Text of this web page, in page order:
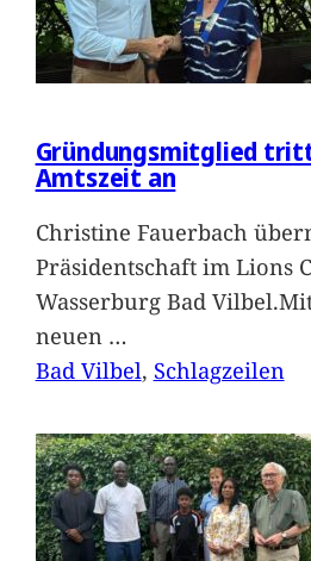
Gründungsmitglied
Amtszeit an
Christine Fauerbach
Präsidentschaft im Lions
Wasserburg Bad
neuen …
Bad Vilbel, Schlagzeilen